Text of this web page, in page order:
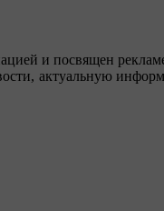
и посвящен
актуальную